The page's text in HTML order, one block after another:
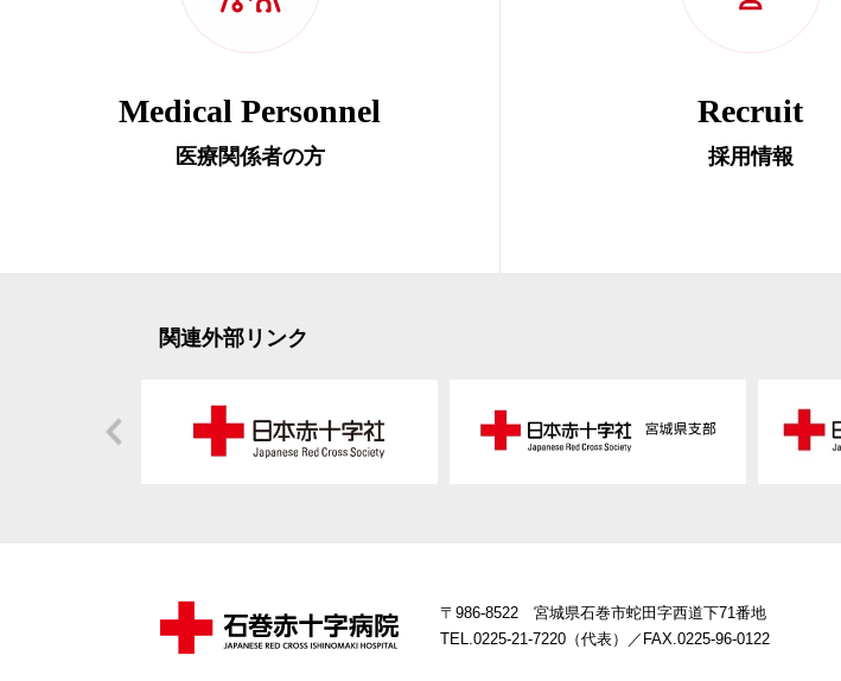
Medical Personnel
医療関係者の方
Recruit
採用情報
関連外部リンク
〒986-8522 宮城県石巻市蛇田字西道下71番地
TEL.0225-21-7220（代表）
／FAX.0225-96-0122